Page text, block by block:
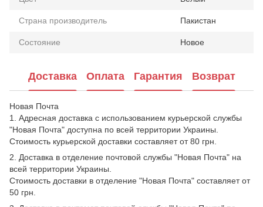
Страна производитель Пакистан
Состояние Новое
Доставка Оплата Гарантия Возврат
Новая Почта
1. Адресная доставка с использованием курьерской службы
"Новая Почта" доступна по всей территории Украины.
Стоимость курьерской доставки составляет от 80 грн.
2. Доставка в отделение почтовой службы "Новая Почта" на
всей территории Украины.
Стоимость доставки в отделение "Новая Почта" составляет от
50 грн.